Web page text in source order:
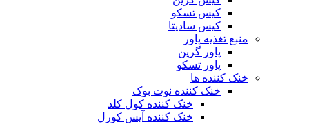
کیس تسکو
کیس سادیتا
منبع تغذیه‌ پاور
پاور گرین
پاور تسکو
خنک کننده ها
خنک کننده نوت بوک
خنک کننده کول کلد
خنک کننده آیس کورل